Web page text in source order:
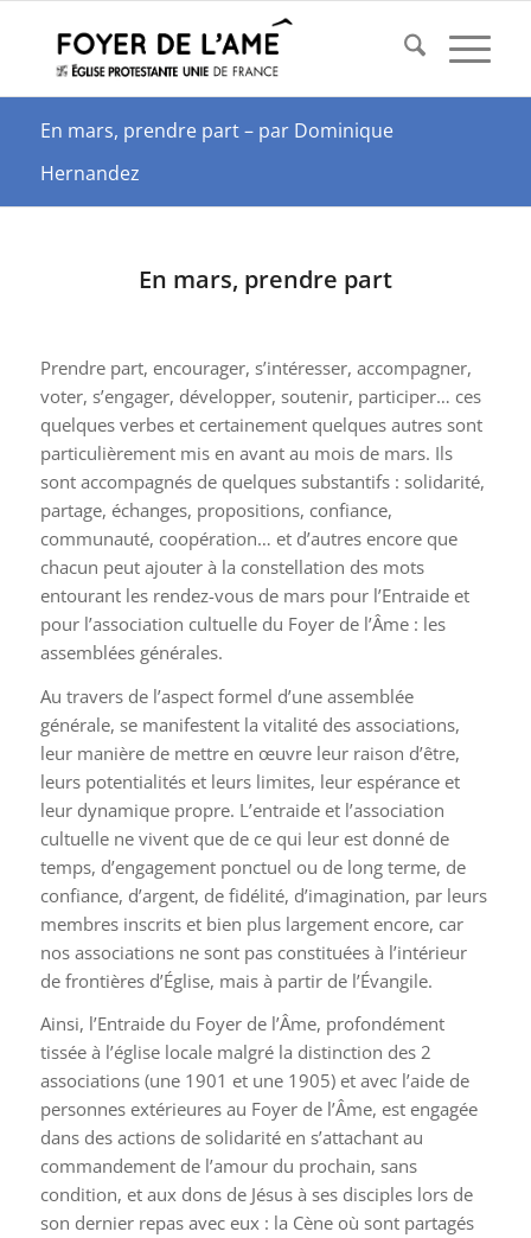
En mars, prendre part – par Dominique
Hernandez
En mars, prendre part
Prendre part, encourager, s’intéresser, accompagner,
voter, s’engager, développer, soutenir, participer… ces
quelques verbes et certainement quelques autres sont
particulièrement mis en avant au mois de mars. Ils
sont accompagnés de quelques substantifs : solidarité,
partage, échanges, propositions, confiance,
communauté, coopération… et d’autres encore que
chacun peut ajouter à la constellation des mots
entourant les rendez-vous de mars pour l’Entraide et
pour l’association cultuelle du Foyer de l’Âme : les
assemblées générales.
Au travers de l’aspect formel d’une assemblée
générale, se manifestent la vitalité des associations,
leur manière de mettre en œuvre leur raison d’être,
leurs potentialités et leurs limites, leur espérance et
leur dynamique propre. L’entraide et l’association
cultuelle ne vivent que de ce qui leur est donné de
temps, d’engagement ponctuel ou de long terme, de
confiance, d’argent, de fidélité, d’imagination, par leurs
membres inscrits et bien plus largement encore, car
nos associations ne sont pas constituées à l’intérieur
de frontières d’Église, mais à partir de l’Évangile.
Ainsi, l’Entraide du Foyer de l’Âme, profondément
tissée à l’église locale malgré la distinction des 2
associations (une 1901 et une 1905) et avec l’aide de
personnes extérieures au Foyer de l’Âme, est engagée
dans des actions de solidarité en s’attachant au
commandement de l’amour du prochain, sans
condition, et aux dons de Jésus à ses disciples lors de
son dernier repas avec eux : la Cène où sont partagés